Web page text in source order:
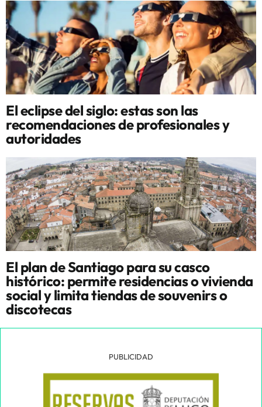
El eclipse del siglo: estas son las
recomendaciones de profesionales y
autoridades
El plan de Santiago para su casco
histórico: permite residencias o vivienda
social y limita tiendas de souvenirs o
discotecas
PUBLICIDAD